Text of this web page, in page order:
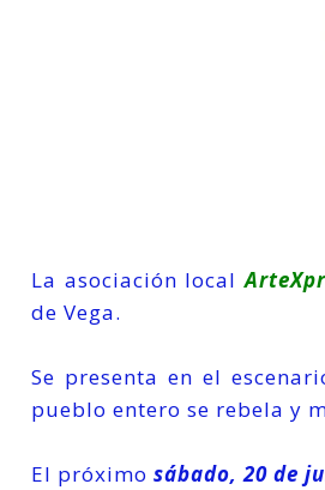
La asociación local
de Vega.
Se presenta en el
pueblo entero se rebela y
El próximo sábado, 20 de